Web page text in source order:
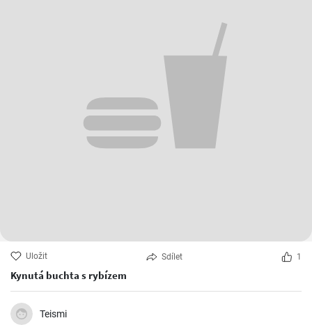
Uložit Sdílet 1
Kynutá buchta s rybízem
Teismi